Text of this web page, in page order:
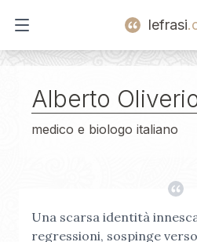
Open main menu
lefrasi
Alberto
medico e biologo italiano
Una scarsa identità
regressioni, sospinge